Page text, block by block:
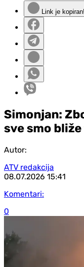
Link je kopiran!
Simonjan:
sve smo
Autor:
ATV redakcija
08.07.2026 15:41
Komentari:
0